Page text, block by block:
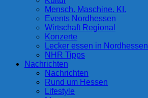
Mensch. Maschine. KI.
Events Nordhessen
Wirtschaft Regional
Konzerte
Lecker essen in Nordhessen
NHR Tipps
Nachrichten
Nachrichten
Rund um Hessen
Lifestyle